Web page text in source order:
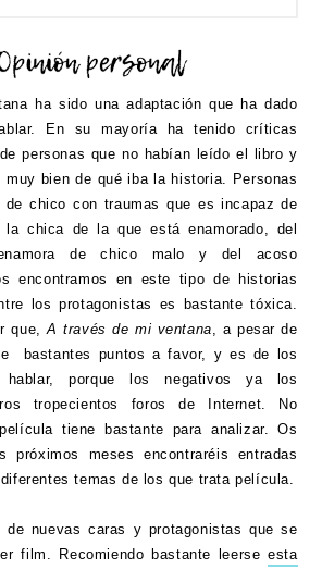
ha sido una adaptación que ha dado
En su mayoría ha tenido críticas
personas que no habían leído el libro y
muy bien de qué iba la historia. Personas
chico con traumas que es incapaz de
chica de la que está enamorado, del
de chico malo y del acoso
encontramos en este tipo de historias
los protagonistas es bastante tóxica.
que,A través de mi ventana, a pesar de
bastantes puntos a favor, y es de los
porque los negativos ya los
tropecientos foros de Internet. No
tiene bastante para analizar. Os
próximos meses encontraréis entradas
temas de los que trata película.
de nuevas caras y protagonistas que se
film. Recomiendo bastante leerseesta